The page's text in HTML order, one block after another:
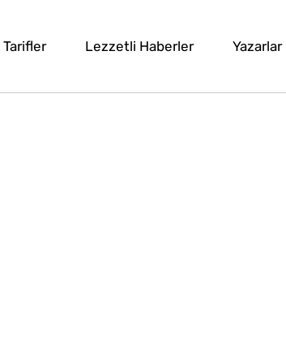
Tarifler Lezzetli Haberler Yazarlar